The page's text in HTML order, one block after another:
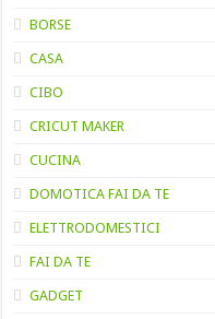
BORSE
CASA
CIBO
CRICUT MAKER
CUCINA
DOMOTICA FAI DA TE
ELETTRODOMESTICI
FAI DA TE
GADGET